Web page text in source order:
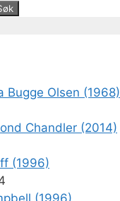
Bugge Olsen (1968)
Chandler (2014)
(1996)
(1996)